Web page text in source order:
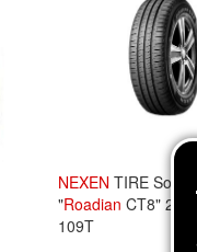
NEXEN TIRE
"Roadian CT8" 215/
109T